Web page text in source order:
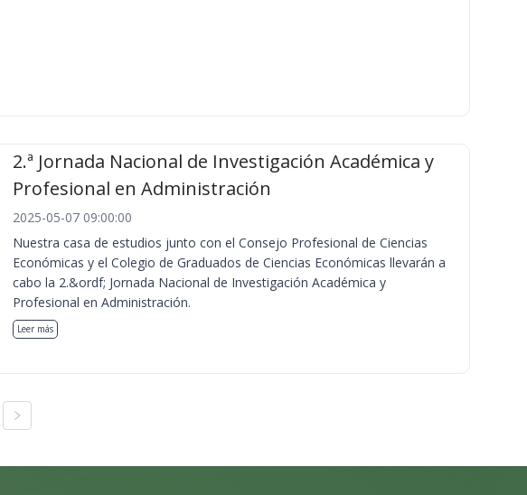
2.ª Jornada Nacional de Investigación Académica y
Profesional en Administración
2025-05-07 09:00:00
Nuestra casa de estudios junto con el Consejo Profesional de Ciencias
Económicas y el Colegio de Graduados de Ciencias Económicas llevarán a
cabo la 2.&ordf; Jornada Nacional de Investigación Académica y
Profesional en Administración.
Leer más